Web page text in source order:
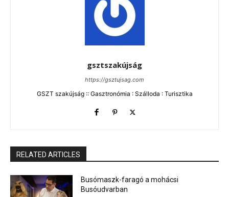
gsztszakújság
https://gsztujsag.com
GSZT szakújság :: Gasztronómia : Szálloda : Turisztika
RELATED ARTICLES
Busómaszk-faragó a mohácsi
Busóudvarban